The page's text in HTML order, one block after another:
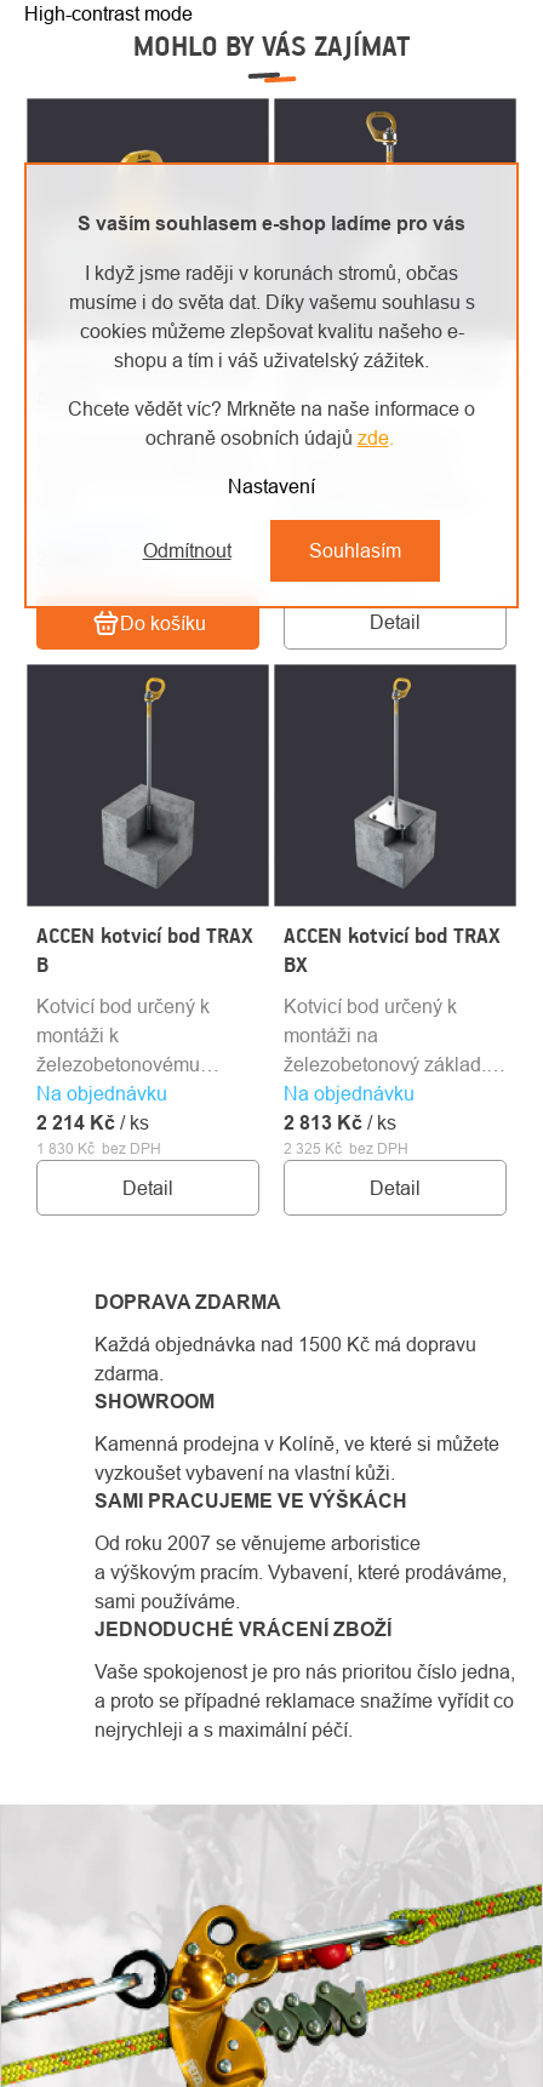
S vaším souhlasem e-shop ladíme pro vás
I když jsme raději v korunách stromů, občas
musíme i do světa dat. Díky vašemu souhlasu s
cookies můžeme zlepšovat kvalitu našeho e-
shopu a tím i váš uživatelský zážitek.
Chcete vědět víc? Mrkněte na naše informace o
ochraně osobních údajů zde.
Nastavení
Odmítnout Souhlasím
High-contrast mode
MOHLO BY VÁS ZAJÍMAT
ACCEN kotvicí bod TRAX
DUO B
/ ks
Do košíku
Kotvicí bod do ocelových
ACCEN kotvicí bod TRAX
ST
1 605 Kč bez DPH
1 942 Kč/ ks
Detail
Kotvicí bod určený k
konstrukce. Umožňuje
ACCEN kotvicí bod TRAX
B
Na objednávku
1 830 Kč bez DPH
2 214 Kč / ks
Detail
Kotvicí bod určený k
montáži k
železobetonovému
základu. Umožňuje
připojení až tří osob
současně.
ACCEN kotvicí bod TRAX
BX
Na objednávku
2 325 Kč bez DPH
2 813 Kč / ks
Detail
Kotvicí bod určený k
montáži na
železobetonový základ.
Umožňuje připojení až tří
osob současně.
DOPRAVA ZDARMA
Každá objednávka nad 1500 Kč má dopravu
zdarma.
SHOWROOM
Kamenná prodejna v Kolíně, ve které si můžete
vyzkoušet vybavení na vlastní kůži.
SAMI PRACUJEME VE VÝŠKÁCH
Od roku 2007 se věnujeme arboristice
a výškovým pracím. Vybavení, které prodáváme,
sami používáme.
JEDNODUCHÉ VRÁCENÍ ZBOŽÍ
Vaše spokojenost je pro nás prioritou číslo jedna,
a proto se případné reklamace snažíme vyřídit co
nejrychleji a s maximální péčí.